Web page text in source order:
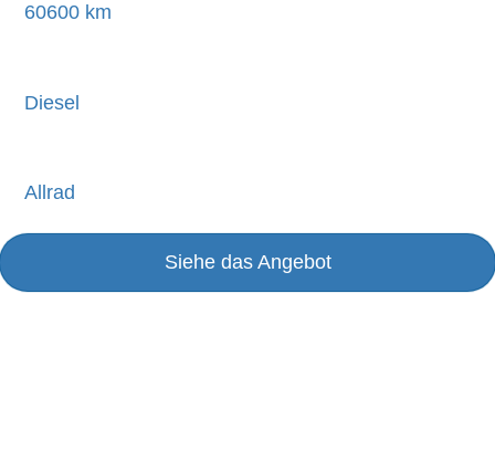
60600 km
Diesel
Allrad
Siehe das Angebot